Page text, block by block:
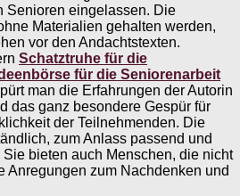
Senioren eingelassen. Die
Materialien gehalten werden,
vor den Andachtstexten.
Schatztruhe für die
für die Seniorenarbeit
man die Erfahrungen der Autorin
das ganz besondere Gespür für
der Teilnehmenden. Die
zum Anlass passend und
bieten auch Menschen, die nicht
Anregungen zum Nachdenken und